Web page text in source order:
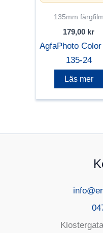
135mm färgfilm
179,00 kr
AgfaPhoto
135-24
Läs mer